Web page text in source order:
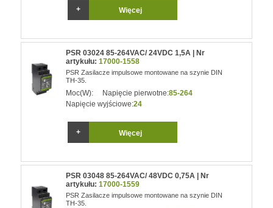
Więcej
PSR 03024 85-264VAC/ 24VDC 1,5A | Nr
artykułu:17000-1558
PSR Zasilacze impulsowe montowane na szynie DIN
TH-35.
Moc(W): Napięcie pierwotne:85-264
Napięcie wyjściowe:24
Więcej
PSR 03048 85-264VAC/ 48VDC 0,75A | Nr
artykułu:17000-1559
PSR Zasilacze impulsowe montowane na szynie DIN
TH-35.